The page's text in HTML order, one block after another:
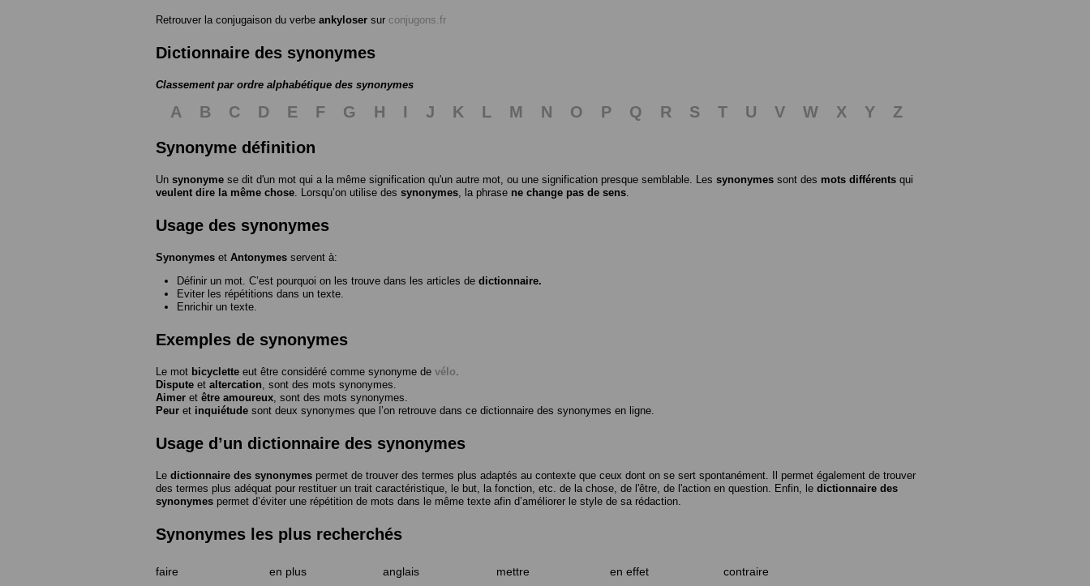
Retrouver la conjugaison du verbe ankyloser sur conjugons.fr
Dictionnaire des synonymes
Classement par ordre alphabétique des synonymes
A B C D E F G H I J K L M N O P Q R S T U V W X Y
Z
Synonyme définition
Un synonyme se dit d'un mot qui a la même signification qu'un autre mot, ou une signification presque semblable. Les synonymes sont des mots différents qui
veulent dire la même chose . Lorsqu’on utilise des synonymes , la phrase ne change pas de sens
Usage des synonymes
Synonymes et Antonymes servent à:
Définir un mot. C’est pourquoi on les trouve dans les articles de dictionnaire.
Eviter les répétitions dans un texte.
Enrichir un texte.
Exemples de synonymes
Le mot bicyclette eut être considéré comme synonyme de vélo
Dispute et altercation , sont des mots synonymes.
Aimer et être amoureux , sont des mots synonymes.
Peur et inquiétude sont deux synonymes que l’on retrouve dans ce dictionnaire des synonymes en ligne.
Usage d’un dictionnaire des synonymes
Le dictionnaire des synonymes permet de trouver des termes plus adaptés au contexte que ceux dont on se sert spontanément. Il permet également de trouver
des termes plus adéquat pour restituer un trait caractéristique, le but, la fonction, etc. de la chose, de l'être, de l'action en question. Enfin, le dictionnaire des
synonymes permet d’éviter une répétition de mots dans le même texte afin d’améliorer le style de sa rédaction.
Synonymes les plus recherchés
faire en plus anglais mettre en effet contraire